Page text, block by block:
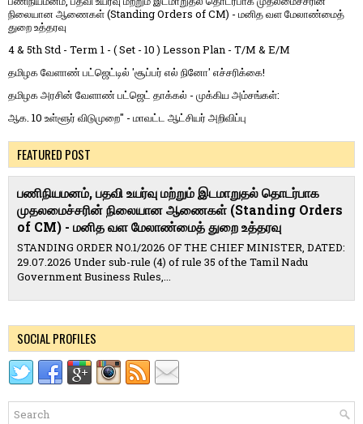
நிலையான ஆணைகள் (Standing Orders of CM) - மனித வள மேலாண்மைத்
துறை உத்தரவு
4 & 5th Std - Term 1 - ( Set - 10 ) Lesson Plan - T/M & E/M
தமிழக வேளாண் பட்ஜெட்டில் 'சூப்பர் எல் நினோ' எச்சரிக்கை!
தமிழக அரசின் வேளாண் பட்ஜெட் தாக்கல் - முக்கிய அம்சங்கள்:
ஆக. 10 உள்ளூர் விடுமுறை" - மாவட்ட ஆட்சியர் அறிவிப்பு
FEATURED POST
பணிநியமனம், பதவி உயர்வு மற்றும் இடமாறுதல் தொடர்பாக
முதலமைச்சரின் நிலையான ஆணைகள் (Standing Orders
of CM) - மனித வள மேலாண்மைத் துறை உத்தரவு
STANDING ORDER NO.1/2026 OF THE CHIEF MINISTER, DATED:
29.07.2026 Under sub-rule (4) of rule 35 of the Tamil Nadu
Government Business Rules,...
SOCIAL PROFILES